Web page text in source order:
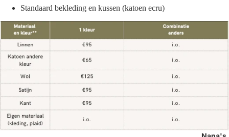
Standaard bekleding en kussen (katoen ecru)